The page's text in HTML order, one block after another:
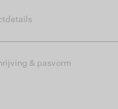
& pasvorm